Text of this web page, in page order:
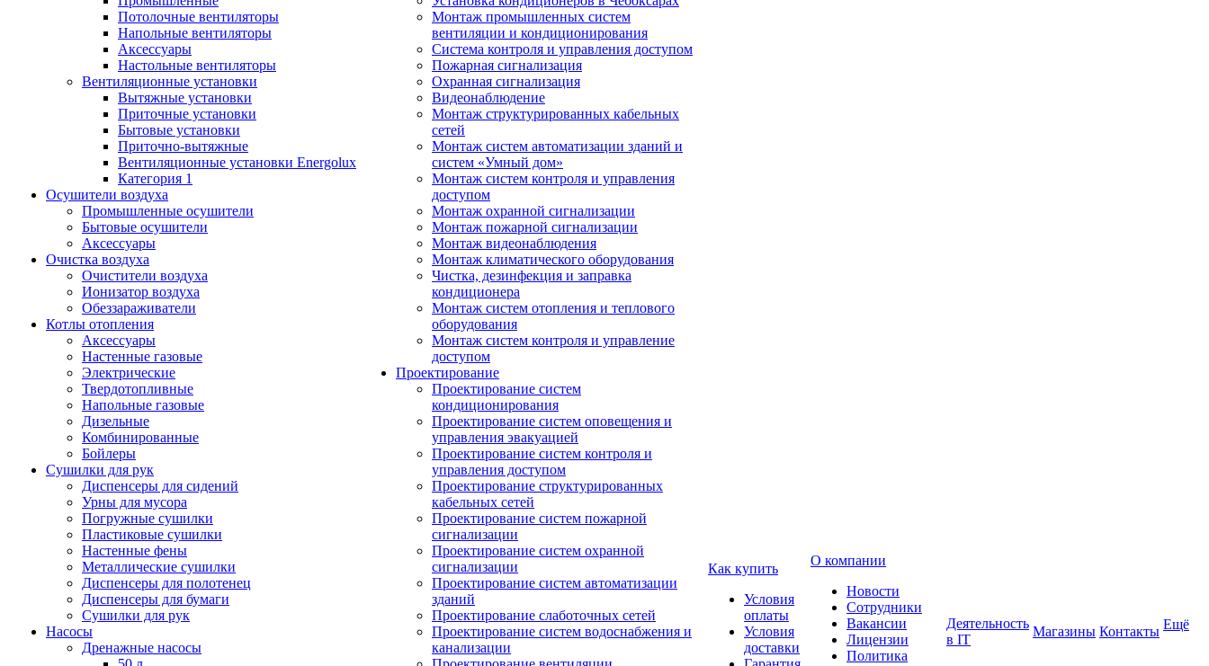
Потолочные вентиляторы
Напольные вентиляторы
Аксессуары
Настольные вентиляторы
Вентиляционные установки
Вытяжные установки
Приточные установки
Бытовые установки
Приточно-вытяжные
Вентиляционные установки Energolux
Категория 1
Осушители воздуха
Промышленные осушители
Бытовые осушители
Аксессуары
Очистка воздуха
Очистители воздуха
Ионизатор воздуха
Обеззараживатели
Котлы отопления
Аксессуары
Настенные газовые
Электрические
Твердотопливные
Напольные газовые
Дизельные
Комбинированные
Бойлеры
Сушилки для рук
Диспенсеры для сидений
Урны для мусора
Погружные сушилки
Пластиковые сушилки
Настенные фены
Металлические сушилки
Диспенсеры для полотенец
Диспенсеры для бумаги
Сушилки для рук
Насосы
Дренажные насосы
Монтаж промышленных систем
вентиляции и кондиционирования
Система контроля и управления доступом
Пожарная сигнализация
Охранная сигнализация
Видеонаблюдение
Монтаж структурированных кабельных
сетей
Монтаж систем автоматизации зданий и
систем «Умный дом»
Монтаж систем контроля и управления
доступом
Монтаж охранной сигнализации
Монтаж пожарной сигнализации
Монтаж видеонаблюдения
Монтаж климатического оборудования
Чистка, дезинфекция и заправка
кондиционера
Монтаж систем отопления и теплового
оборудования
Монтаж систем контроля и управление
доступом
Проектирование
Проектирование систем
кондиционирования
Проектирование систем оповещения и
управления эвакуацией
Проектирование систем контроля и
управления доступом
Проектирование структурированных
кабельных сетей
Проектирование систем пожарной
сигнализации
Проектирование систем охранной
сигнализации
Проектирование систем автоматизации
зданий
Проектирование слаботочных сетей
Проектирование систем водоснабжения и
канализации
Как купить
Условия
оплаты
Условия
доставки
О компании
Новости
Сотрудники
Вакансии
Лицензии
Политика
Деятельность
в IT
Магазины Контакты Ещё